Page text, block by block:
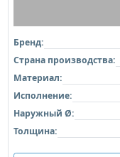
Бренд:
Страна производства:
Материал:
Исполнение:
Наружный Ø:
Толщина: